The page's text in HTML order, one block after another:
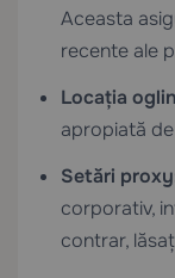
Aceasta
recente ale
Locația
apropiată
Setări
corporativ,
contrar,